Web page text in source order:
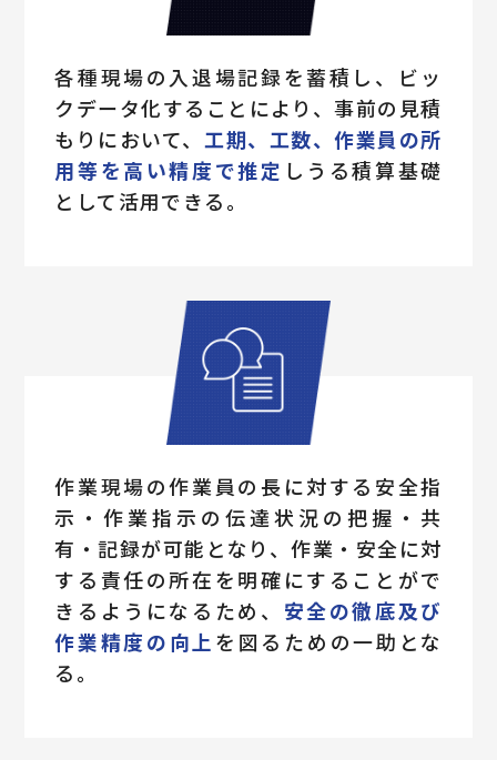
各種現場の入退場記録を蓄積し、ビッ
クデータ化することにより、事前の見積
もりにおいて、 工期、工数、作業員の所
用等を高い精度で推定 しうる積算基礎
として活用できる。
作業現場の作業員の長に対する安全指
示・作業指示の伝達状況の把握・共
有・記録が可能となり、作業・安全に対
する責任の所在を明確にすることがで
きるようになるため、 安全の徹底及び
作業精度の向上を図るための一助とな
る。